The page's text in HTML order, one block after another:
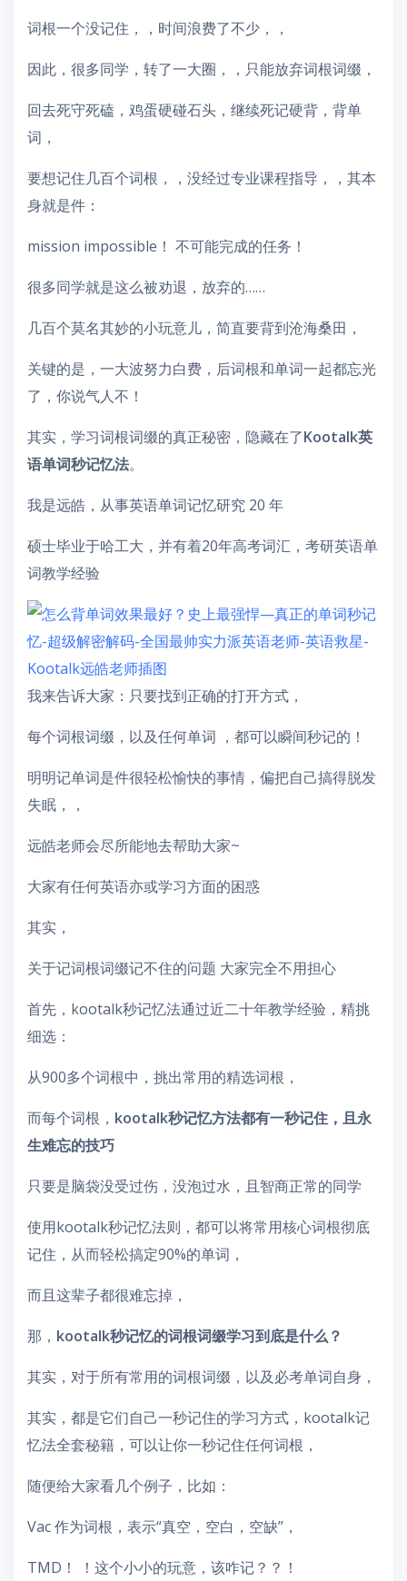
词根一个没记住，，时间浪费了不少，，
因此，很多同学，转了一大圈，，只能放弃词根词缀，
回去死守死磕，鸡蛋硬碰石头，继续死记硬背，背单
词，
要想记住几百个词根，，没经过专业课程指导，，其本
身就是件：
mission impossible！ 不可能完成的任务！
很多同学就是这么被劝退，放弃的……
几百个莫名其妙的小玩意儿，简直要背到沧海桑田，
关键的是，一大波努力白费，后词根和单词一起都忘光
了，你说气人不！
其实，学习词根词缀的真正秘密，隐藏在了Kootalk英
语单词秒记忆法。
我是远皓，从事英语单词记忆研究 20 年
硕士毕业于哈工大，并有着20年高考词汇，考研英语单
词教学经验
我来告诉大家：只要找到正确的打开方式，
每个词根词缀，以及任何单词 ，都可以瞬间秒记的！
明明记单词是件很轻松愉快的事情，偏把自己搞得脱发
失眠，，
远皓老师会尽所能地去帮助大家~
大家有任何英语亦或学习方面的困惑
其实，
关于记词根词缀记不住的问题 大家完全不用担心
首先，kootalk秒记忆法通过近二十年教学经验，精挑
细选：
从900多个词根中，挑出常用的精选词根，
而每个词根， kootalk秒记忆方法都有一秒记住，且永
生难忘的技巧
只要是脑袋没受过伤，没泡过水，且智商正常的同学
使用kootalk秒记忆法则，都可以将常用核心词根彻底
记住，从而轻松搞定90%的单词，
而且这辈子都很难忘掉，
那， kootalk秒记忆的词根词缀学习到底是什么？
其实，对于所有常用的词根词缀，以及必考单词自身，
其实，都是它们自己一秒记住的学习方式，kootalk记
忆法全套秘籍，可以让你一秒记住任何词根，
随便给大家看几个例子，比如：
Vac 作为词根，表示“真空，空白，空缺”，
TMD！ ！这个小小的玩意，该咋记？？！